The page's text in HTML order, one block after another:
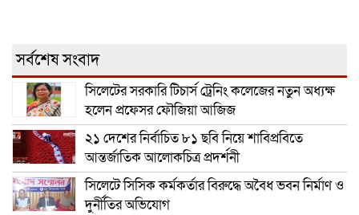
সর্বশেষ সংবাদ
সিলেটের সরকারি টিচার্স ট্রেনিং কলেজের নতুন অধ্যক্ষ
হলেন প্রফেসর ফৌজিয়া আজিজ
২১ দেশের নির্বাচিত ৮১ ছবি নিয়ে শাবিপ্রবিতে
আন্তর্জাতিক আলোকচিত্র প্রদর্শনী
সিলেটে সিসিক কর্মকর্তার বিরুদ্ধে অবৈধ ভবন নির্মাণ ও
দুর্নীতির অভিযোগ